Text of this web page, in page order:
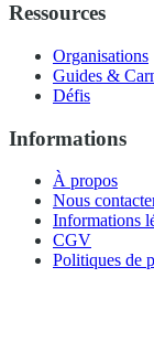
Ressources
Organisations
Guides &
Défis
Informations
À propos
Nous
Informations
CGV
Politiques de